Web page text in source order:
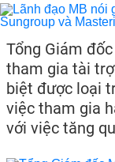
Tổng Giám
tham gia tài
biệt được loại
việc tham gia
với việc tăng